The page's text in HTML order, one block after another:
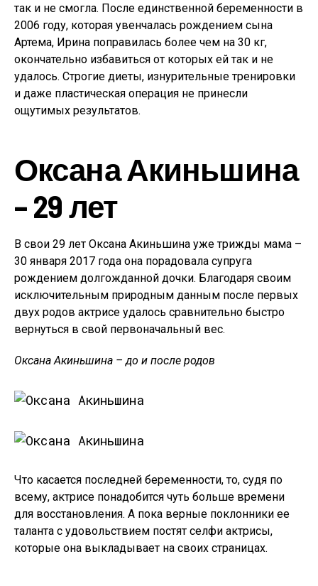
так и не смогла. После единственной беременности в
2006 году, которая увенчалась рождением сына
Артема, Ирина поправилась более чем на 30 кг,
окончательно избавиться от которых ей так и не
удалось. Строгие диеты, изнурительные тренировки
и даже пластическая операция не принесли
ощутимых результатов.
Оксана Акиньшина
– 29 лет
В свои 29 лет Оксана Акиньшина уже трижды мама –
30 января 2017 года она порадовала супруга
рождением долгожданной дочки. Благодаря своим
исключительным природным данным после первых
двух родов актрисе удалось сравнительно быстро
вернуться в свой первоначальный вес.
Оксана Акиньшина – до и после родов
Что касается последней беременности, то, судя по
всему, актрисе понадобится чуть больше времени
для восстановления. А пока верные поклонники ее
таланта с удовольствием постят селфи актрисы,
которые она выкладывает на своих страницах.